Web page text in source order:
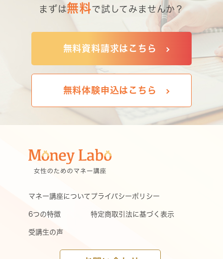
まずは無料で試してみませんか？
無料資料請求はこちら
無料体験申込はこちら
マネー講座について
6つの特徴
受講生の声
プライバシーポリシー
特定商取引法に基づく表示